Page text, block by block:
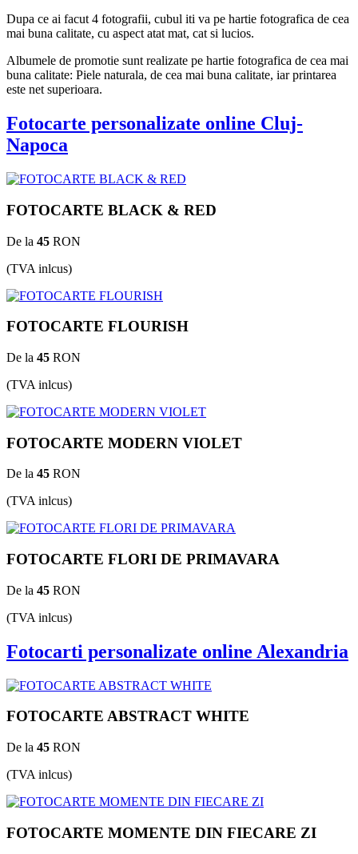
Dupa ce ai facut 4 fotografii, cubul iti va pe hartie fotografica de cea
mai buna calitate, cu aspect atat mat, cat si lucios.
Albumele de promotie sunt realizate pe hartie fotografica de cea mai
buna calitate: Piele naturala, de cea mai buna calitate, iar printarea
este net superioara.
Fotocarte personalizate online Cluj-
Napoca
FOTOCARTE BLACK & RED
De la 45 RON
(TVA inlcus)
FOTOCARTE FLOURISH
De la 45 RON
(TVA inlcus)
FOTOCARTE MODERN VIOLET
De la 45 RON
(TVA inlcus)
FOTOCARTE FLORI DE PRIMAVARA
De la 45 RON
(TVA inlcus)
Fotocarti personalizate online Alexandria
FOTOCARTE ABSTRACT WHITE
De la 45 RON
(TVA inlcus)
FOTOCARTE MOMENTE DIN FIECARE ZI